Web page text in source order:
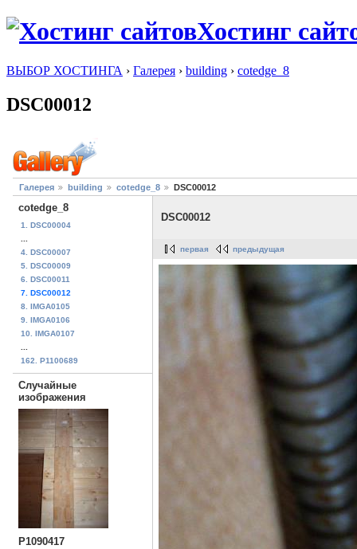
Хостинг
ВЫБОР ХОСТИНГА › Галерея › building › cotedge_8
DSC00012
Галерея building cotedge_8 DSC00012
cotedge_8
1. DSC00004
...
4. DSC00007
5. DSC00009
6. DSC00011
7. DSC00012
8. IMGA0105
9. IMGA0106
10. IMGA0107
...
162. P1100689
Случайные
изображения
P1090417
DSC00012
первая предыдущая